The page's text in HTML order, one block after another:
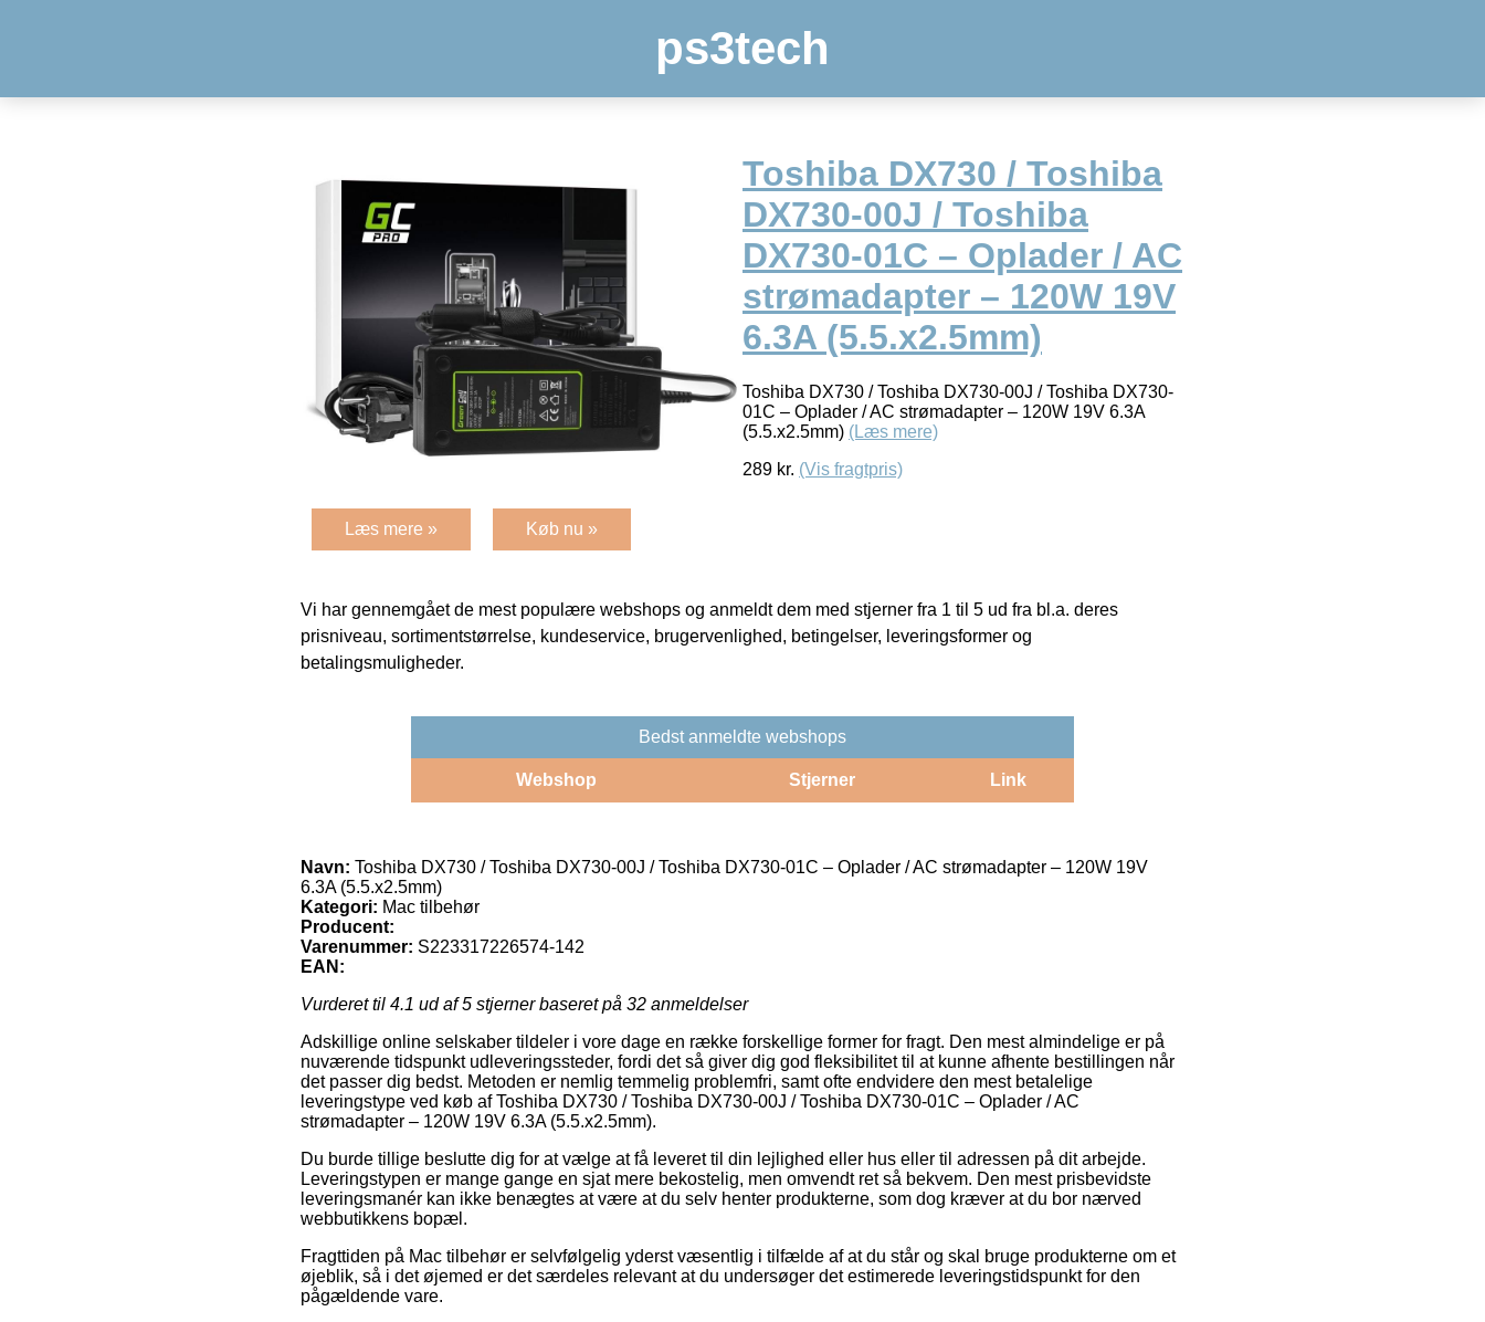
ps3tech
Toshiba DX730 / Toshiba
DX730-00J / Toshiba
DX730-01C – Oplader / AC
strømadapter – 120W 19V
6.3A (5.5.x2.5mm)
Toshiba DX730 / Toshiba DX730-00J / Toshiba DX730-
01C – Oplader / AC strømadapter – 120W 19V 6.3A
(5.5.x2.5mm) (Læs mere)
289 kr. (Vis fragtpris)
Læs mere » Køb nu »
Vi har gennemgået de mest populære webshops og anmeldt dem med stjerner fra 1 til 5 ud fra bl.a. deres
prisniveau, sortimentstørrelse, kundeservice, brugervenlighed, betingelser, leveringsformer og
betalingsmuligheder.
Bedst anmeldte webshops
Webshop Stjerner Link
Navn: Toshiba DX730 / Toshiba DX730-00J / Toshiba DX730-01C – Oplader / AC strømadapter – 120W 19V
6.3A (5.5.x2.5mm)
Kategori: Mac tilbehør
Producent:
Varenummer: S223317226574-142
EAN:
Vurderet til 4.1 ud af 5 stjerner baseret på 32 anmeldelser
Adskillige online selskaber tildeler i vore dage en række forskellige former for fragt. Den mest almindelige er på
nuværende tidspunkt udleveringssteder, fordi det så giver dig god fleksibilitet til at kunne afhente bestillingen når
det passer dig bedst. Metoden er nemlig temmelig problemfri, samt ofte endvidere den mest betalelige
leveringstype ved køb af Toshiba DX730 / Toshiba DX730-00J / Toshiba DX730-01C – Oplader / AC
strømadapter – 120W 19V 6.3A (5.5.x2.5mm).
Du burde tillige beslutte dig for at vælge at få leveret til din lejlighed eller hus eller til adressen på dit arbejde.
Leveringstypen er mange gange en sjat mere bekostelig, men omvendt ret så bekvem. Den mest prisbevidste
leveringsmanér kan ikke benægtes at være at du selv henter produkterne, som dog kræver at du bor nærved
webbutikkens bopæl.
Fragttiden på Mac tilbehør er selvfølgelig yderst væsentlig i tilfælde af at du står og skal bruge produkterne om et
øjeblik, så i det øjemed er det særdeles relevant at du undersøger det estimerede leveringstidspunkt for den
pågældende vare.